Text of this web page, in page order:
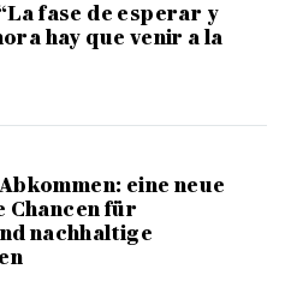
fase de esperar y
hay que venir a la
eine neue
Chancen für
nachhaltige